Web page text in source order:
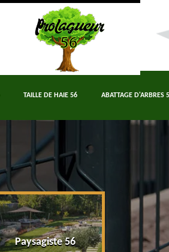
TAILLE DE HAIE 56 ABATTAGE D'ARBRES
Paysagiste 56 Taille